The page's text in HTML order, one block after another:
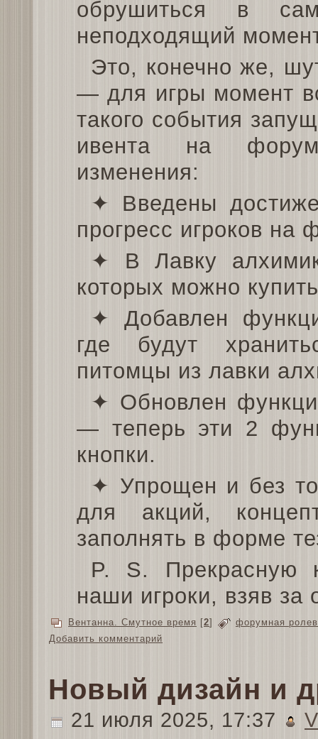
обрушиться в
неподходящий
Это, конечно же,
— для игры момент
такого события
ивента на
изменения:
✦ Введены
прогресс игроков на
✦ В Лавку
которых можно
✦ Добавлен
где будут
питомцы из лавки
✦ Обновлен
— теперь эти 2
кнопки.
✦ Упрощен и без
для акций,
заполнять в форме
P. S. Прекрасную
наши игроки, взяв
Вентанна. Смутное время [2]
форумная
Добавить комментарий
Новый дизайн и
21 июля 2025, 17:37